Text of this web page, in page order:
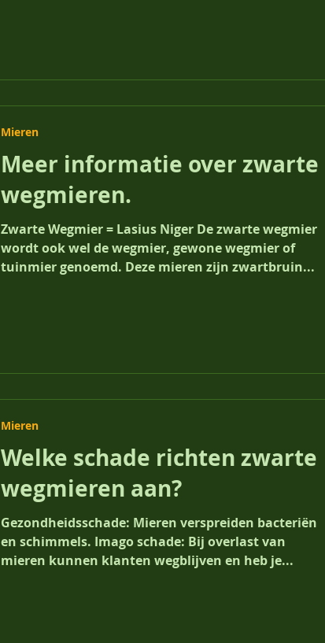
Meer informatie over zwarte
wegmieren.
Zwarte Wegmier = Lasius Niger De zwarte wegmier
wordt ook wel de wegmier, gewone wegmier of
tuinmier genoemd. Deze mieren zijn zwartbruin...
Mieren
Welke schade richten zwarte
wegmieren aan?
Gezondheidsschade: Mieren verspreiden bacteriën
en schimmels. Imago schade: Bij overlast van
mieren kunnen klanten wegblijven en heb je...
Mieren